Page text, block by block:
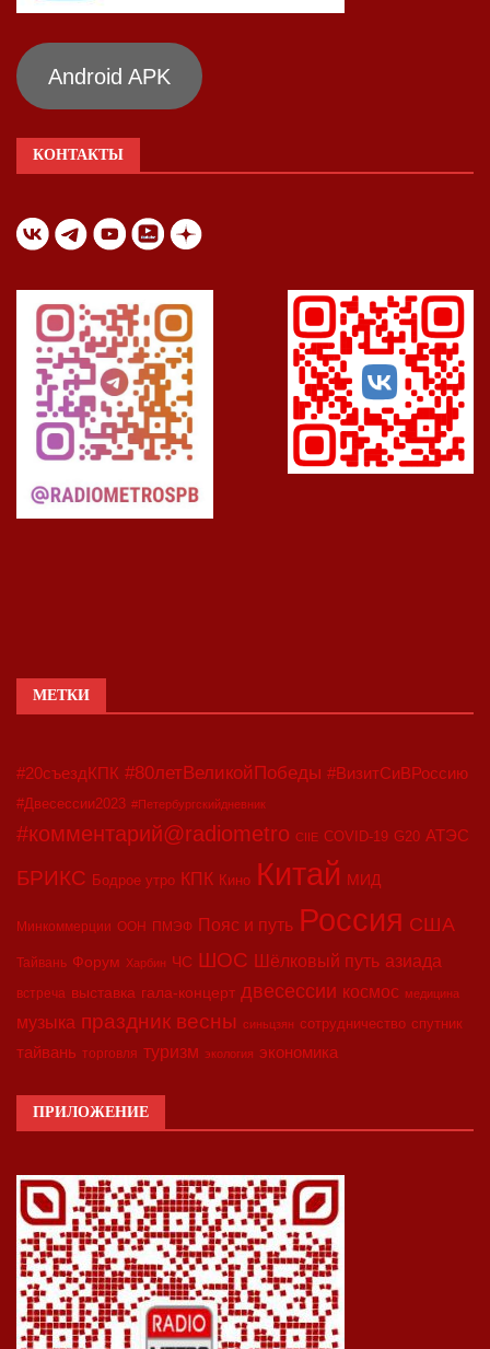
Android APK
КОНТАКТЫ
МЕТКИ
#20съездКПК #80летВеликойПобеды #ВизитСиВРоссию
#Двесессии2023 #Петербургскийдневник
#комментарий@radiometro CIIE COVID-19 G20 АТЭС
БРИКС Бодрое утро КПК Кино Китай МИД
Минкоммерции ООН ПМЭФ Пояс и путь Россия США
Тайвань Форум Харбин ЧС ШОС Шёлковый путь азиада
встреча выставка гала-концерт двесессии космос медицина
музыка праздник весны синьцзян сотрудничество спутник
тайвань торговля туризм экология экономика
ПРИЛОЖЕНИЕ